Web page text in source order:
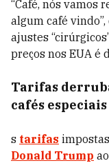
“Café, nós vamos
algum café
ajustes
preços nos EUA é
Tarifas
cafés especiais
s tarifas
Donald Trump